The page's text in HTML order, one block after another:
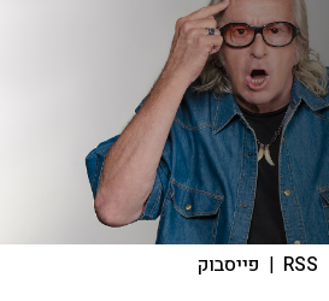
RSS
| פייסבוק